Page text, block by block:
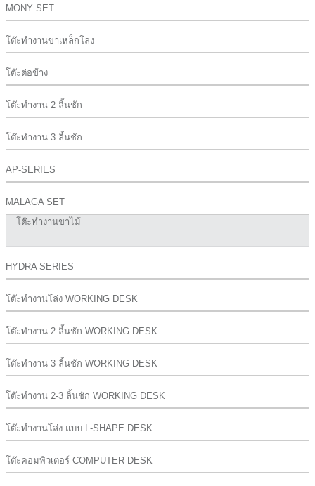
MONY SET
โต๊ะทำงานขาเหล็กโล่ง
โต๊ะต่อข้าง
โต๊ะทำงาน 2 ลิ้นชัก
โต๊ะทำงาน 3 ลิ้นชัก
AP-SERIES
MALAGA SET
โต๊ะทำงานขาไม้
HYDRA SERIES
โต๊ะทำงานโล่ง WORKING DESK
โต๊ะทำงาน 2 ลิ้นชัก WORKING DESK
โต๊ะทำงาน 3 ลิ้นชัก WORKING DESK
โต๊ะทำงาน 2-3 ลิ้นชัก WORKING DESK
โต๊ะทำงานโล่ง แบบ L-SHAPE DESK
โต๊ะคอมพิวเตอร์ COMPUTER DESK